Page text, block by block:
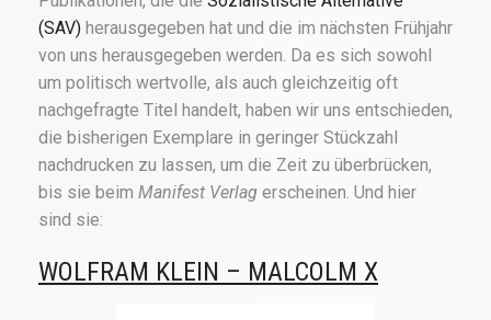
(SAV) herausgegeben hat und die im nächsten Frühjahr
von uns herausgegeben werden. Da es sich sowohl
um politisch wertvolle, als auch gleichzeitig oft
nachgefragte Titel handelt, haben wir uns entschieden,
die bisherigen Exemplare in geringer Stückzahl
nachdrucken zu lassen, um die Zeit zu überbrücken,
bis sie beim Manifest Verlag erscheinen. Und hier
sind sie:
WOLFRAM KLEIN – MALCOLM X